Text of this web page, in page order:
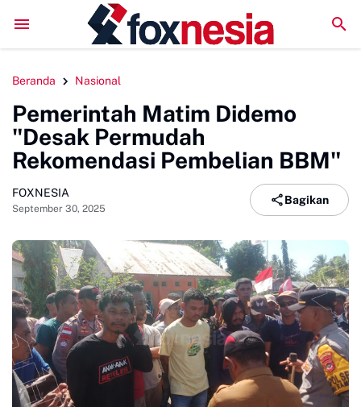
Perkuat Kolaborasi Pengembangan Pariwisata
Beranda Nasional
Pemerintah Matim Didemo
"Desak Permudah
Rekomendasi Pembelian BBM"
FOXNESIA
September 30, 2025
Bagikan